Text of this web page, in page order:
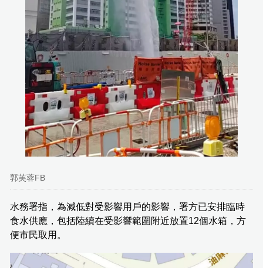
郭芙蓉FB
水務署指，為減低對受影響用戶的影響，署方已安排臨時
食水供應，包括陸續在受影響範圍附近放置12個水箱，方
便市民取用。